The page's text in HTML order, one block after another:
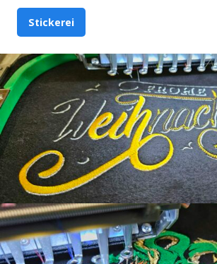
Stickerei